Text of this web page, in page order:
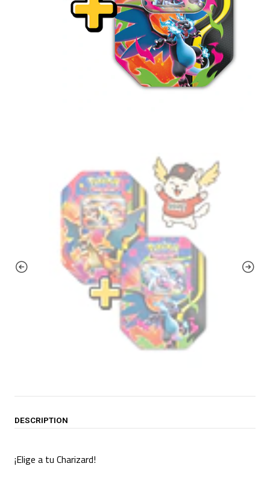
DESCRIPTION
¡Elige a tu Charizard!